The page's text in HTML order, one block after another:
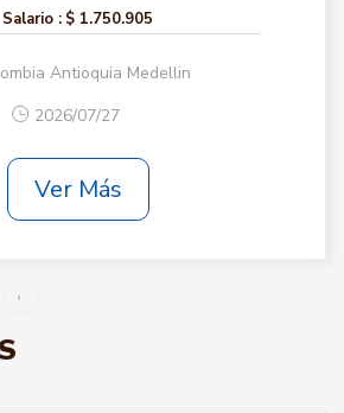
Salario : $ 1.750.905
Antioquia Medellin
2026/07/27
Ver Más
›